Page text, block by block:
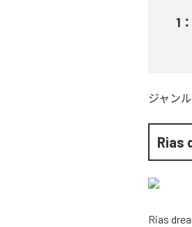
1 ：
ジャンル
Rias
Rias